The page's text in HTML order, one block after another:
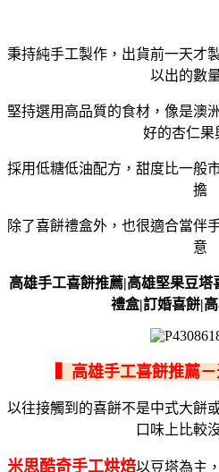
秉持純手工製作，出貨前一天才
以出的數
堅持選用高品質的食材，像是澳
好的杏仁果
採用低糖低油配方，甜度比一般
擔
除了喜餅禮盒外，也很適合當伴
意
高雄手工喜餅推薦|高雄堅果豆
禮盒|訂婚喜餅|
▍高雄手工喜餅推薦
以往接觸到的喜餅不是中式大餅
口味上比較
米思酷奇手工烘焙以豆塔為主